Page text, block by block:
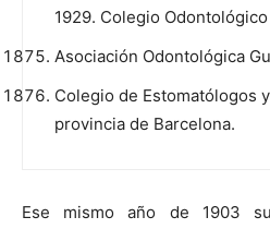
1929. Colegio
Asociación Odontológica
Colegio de Estomatólogos
provincia de Barcelona.
Ese mismo año de 1903